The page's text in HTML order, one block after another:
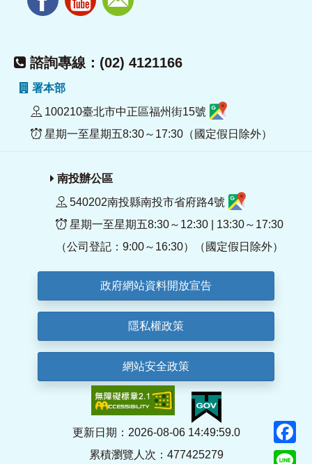
諮詢專線：(02) 4121166
署本部
100210臺北市中正區福州街15號
星期一至星期五8:30～17:30（國定假日除外）
南投辦公區
540202南投縣南投市省府路4號
星期一至星期五8:30～12:30 | 13:30～17:30
（公司登記：9:00～16:30）（國定假日除外）
政府網站資料開放宣告
隱私權政策
網站安全政策
更新日期：2026-08-06 14:49:59.0
累積瀏覽人次：477425279